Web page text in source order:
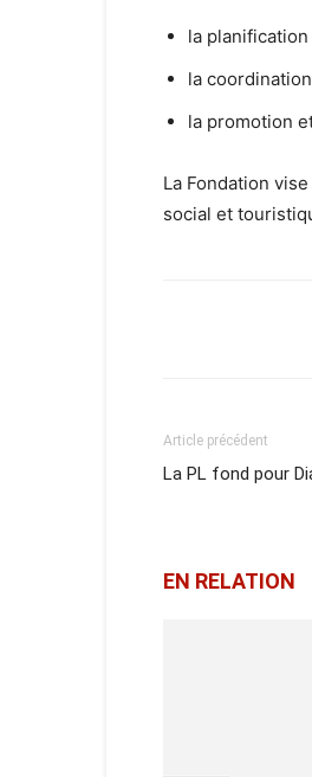
la
la
la promotion
La Fondation
social et
Article précédent
La PL fond pour
EN RELATION